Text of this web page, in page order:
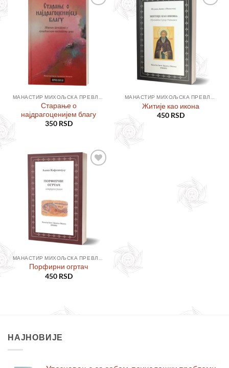
Додајте
у листу
жеља
МАНАСТИР МИХОЉСКА ПРЕВЛАКА
Старање о
најдрагоценијем благу
350 RSD
МАНАСТИР МИХОЉСКА ПРЕВЛАКА
Житије као икона
450 RSD
Порфирни огртач
450 RSD
НАЈНОВИЈЕ